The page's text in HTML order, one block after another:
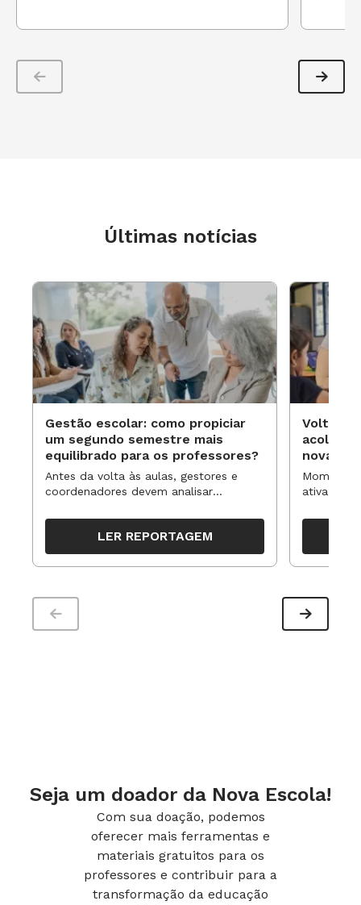
26/julho, às 14h, vamos conversar sobre os
alfabetização. Clique
Últimas notícias
Gestão escolar: como propiciar
um segundo semestre mais
equilibrado para os professores?
Antes da volta às aulas, gestores e
coordenadores devem analisar
organizar ações para orientar o
trabalho pedagógico ao longo do
período
LER REPORTAGEM
Volta às
novas
ativa
propostas
Seja um doador da Nova Escola!
Com sua doação, podemos
oferecer mais ferramentas e
materiais gratuitos para os
professores e contribuir para a
transformação da educação